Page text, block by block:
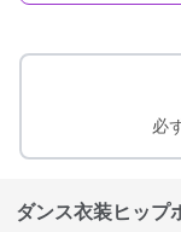
必
ダンス衣装ヒップ